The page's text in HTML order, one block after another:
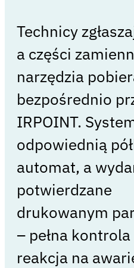
Technicy
a części
narzędzia
bezpośrednio
IRPOINT.
odpowiednią
automat, a
potwierdzane
drukowanym
– pełna
reakcja na